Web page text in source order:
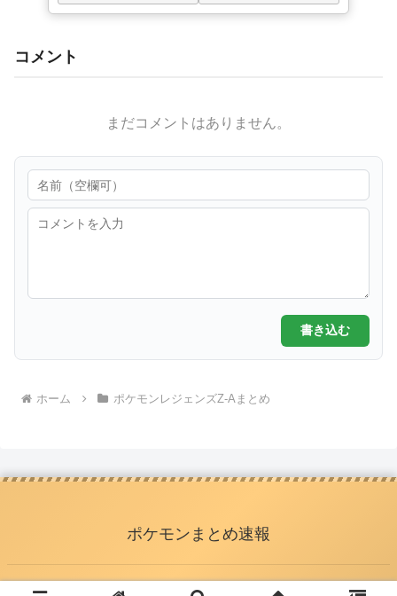
コメント
まだコメントはありません。
書き込む
ホーム ポケモンレジェンズZ-Aまとめ
ポケモンまとめ速報